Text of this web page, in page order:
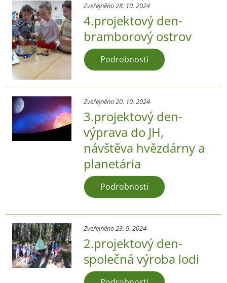
Zveřejněno 28. 10. 2024
4.projektový den-
bramborový ostrov
Podrobnosti
Zveřejněno 20. 10. 2024
3.projektový den-
výprava do JH,
návštěva hvězdárny a
planetária
Podrobnosti
Zveřejněno 23. 9. 2024
2.projektový den-
společná výroba lodi